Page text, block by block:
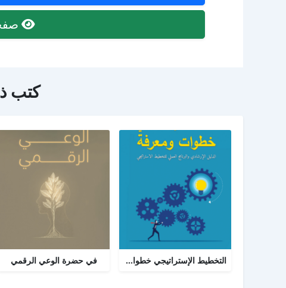
كتب
التخطيط الإستراتيجي خطوات ومعرفة: الدليل الإرشادي والبرنامج العملي للتخطيط في حضرة الوعي الرقمي